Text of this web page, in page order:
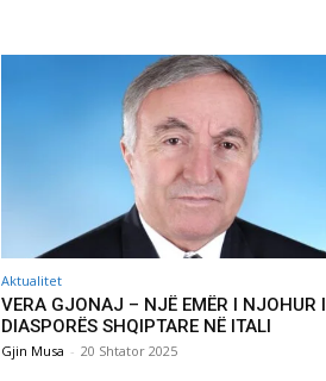
Aktualitet
VERA GJONAJ – NJË EMËR I NJOHUR I
DIASPORËS SHQIPTARE NË ITALI
Gjin Musa - 20 Shtator 2025